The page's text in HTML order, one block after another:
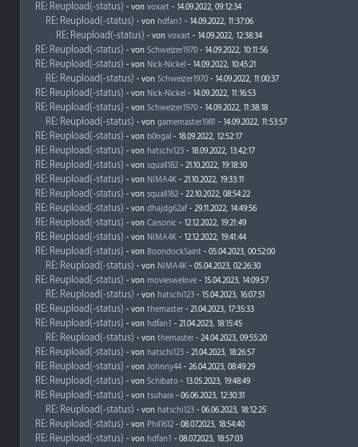
RE: Reupload(-status) - von voxart - 14.09.2022, 09:12:34
RE: Reupload(-status) - von hdfan1 - 14.09.2022, 11:37:06
RE: Reupload(-status) - von voxart - 14.09.2022, 12:38:34
RE: Reupload(-status) - von Schweizer1970 - 14.09.2022, 10:11:56
RE: Reupload(-status) - von Nick-Nickel - 14.09.2022, 10:45:21
RE: Reupload(-status) - von Schweizer1970 - 14.09.2022, 11:00:37
RE: Reupload(-status) - von Nick-Nickel - 14.09.2022, 11:16:53
RE: Reupload(-status) - von Schweizer1970 - 14.09.2022, 11:38:18
RE: Reupload(-status) - von gamemaster1981 - 14.09.2022, 11:53:57
RE: Reupload(-status) - von b0ngal - 18.09.2022, 12:52:17
RE: Reupload(-status) - von hatschi123 - 18.09.2022, 13:42:17
RE: Reupload(-status) - von squall182 - 21.10.2022, 19:18:30
RE: Reupload(-status) - von NIMA4K - 21.10.2022, 19:33:11
RE: Reupload(-status) - von squall182 - 22.10.2022, 08:54:22
RE: Reupload(-status) - von dhajdg62af - 29.11.2022, 14:49:56
RE: Reupload(-status) - von Carsonic - 12.12.2022, 19:21:49
RE: Reupload(-status) - von NIMA4K - 12.12.2022, 19:41:44
RE: Reupload(-status) - von BoondockSaint - 05.04.2023, 00:52:00
RE: Reupload(-status) - von NIMA4K - 05.04.2023, 02:26:30
RE: Reupload(-status) - von movieswelove - 15.04.2023, 14:09:57
RE: Reupload(-status) - von hatschi123 - 15.04.2023, 16:07:51
RE: Reupload(-status) - von themaster- 21.04.2023, 17:35:33
RE: Reupload(-status) - von hdfan1 - 21.04.2023, 18:15:45
RE: Reupload(-status) - von themaster- 24.04.2023, 09:55:20
RE: Reupload(-status) - von hatschi123 - 21.04.2023, 18:26:57
RE: Reupload(-status) - von Johnny44 - 26.04.2023, 08:49:29
RE: Reupload(-status) - von Schibato - 13.05.2023, 19:48:49
RE: Reupload(-status) - von tsuhara - 06.06.2023, 12:30:31
RE: Reupload(-status) - von hatschi123 - 06.06.2023, 18:12:25
RE: Reupload(-status) - von Phil1612 - 08.07.2023, 18:54:40
RE: Reupload(-status) - von hdfan1 - 08.07.2023, 18:57:03